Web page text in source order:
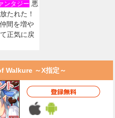
ンタジー 悪
たれた！
間を増や
正気に戻
Walkure ～X指定～